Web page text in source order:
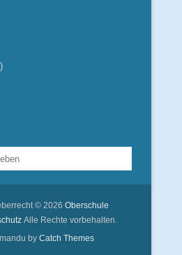
© 2026 Oberschule
Alle Rechte vorbehalten.
by Catch Themes